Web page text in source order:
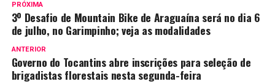
PRÓXIMA
3º Desafio de Mountain Bike de Araguaína será no dia 6
de julho, no Garimpinho; veja as modalidades
ANTERIOR
Governo do Tocantins abre inscrições para seleção de
brigadistas florestais nesta segunda-feira